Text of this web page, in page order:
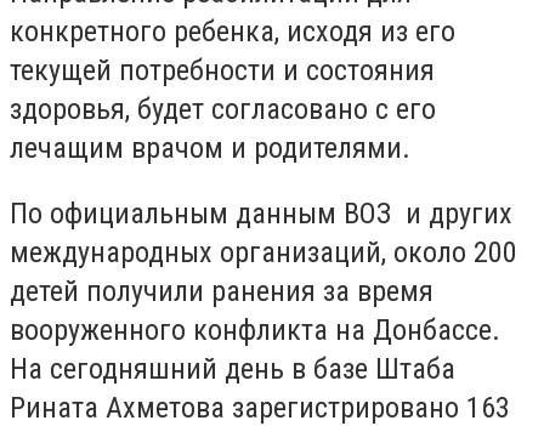
конкретного ребенка, исходя из его
текущей потребности и состояния
здоровья, будет согласовано с его
лечащим врачом и родителями.
По официальным данным ВОЗ и других
международных организаций, около 200
детей получили ранения за время
вооруженного конфликта на Донбассе.
На сегодняшний день в базе Штаба
Рината Ахметова зарегистрировано 163